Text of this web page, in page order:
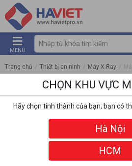
MENU
Trang chủ / Thiết bị an ninh / Máy X-Ray /
CHỌN KHU VỰC
Hãy chọn tỉnh thành của bạn, bạn có
Hà Nội
HCM